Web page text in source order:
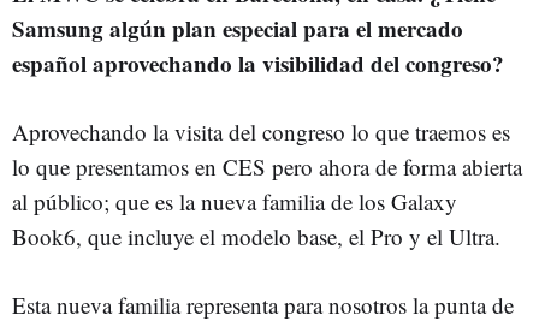
Samsung algún plan especial para el mercado
español aprovechando la visibilidad del congreso?
Aprovechando la visita del congreso lo que traemos es
lo que presentamos en CES pero ahora de forma abierta
al público; que es la nueva familia de los Galaxy
Book6, que incluye el modelo base, el Pro y el Ultra.
Esta nueva familia representa para nosotros la punta de